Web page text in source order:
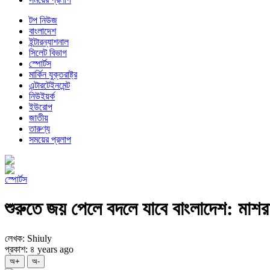
টপ নিউজ
বাংলাদেশ
ইন্টারন্যাশনাল
সিলেট বিভাগ
স্পোর্টস
মার্কিন যুক্তরাষ্ট্র
এন্টারটেইনমেন্ট
নিউইয়র্ক
ইউরোপ
জাতীয়
তারুণ্য
সময়ের প্রলাপ
স্পোর্টস
শুরুতে জয় পেলে বদলে যাবে বাংলাদেশ:
লেখক: Shiuly
প্রকাশ: ৪ years ago
অ+ অ-